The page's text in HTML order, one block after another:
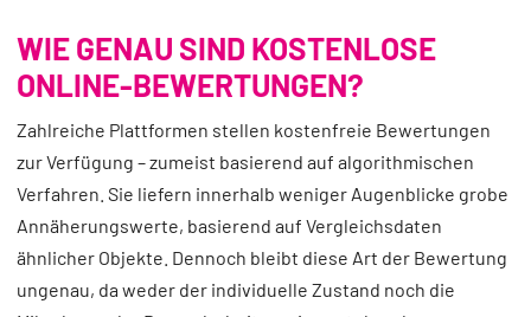
WIE GENAU SIND KOSTENLOSE
ONLINE-BEWERTUNGEN?
Zahlreiche Plattformen stellen kostenfreie Bewertungen
zur Verfügung – zumeist basierend auf algorithmischen
Verfahren. Sie liefern innerhalb weniger Augenblicke grobe
Annäherungswerte, basierend auf Vergleichsdaten
ähnlicher Objekte. Dennoch bleibt diese Art der Bewertung
ungenau, da weder der individuelle Zustand noch die